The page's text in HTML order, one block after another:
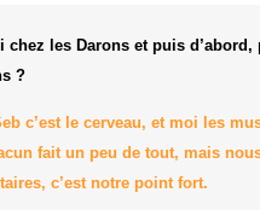
chez les Darons et puis
?
c’est le cerveau, et moi les
fait un peu de tout, mais
c’est notre point fort.